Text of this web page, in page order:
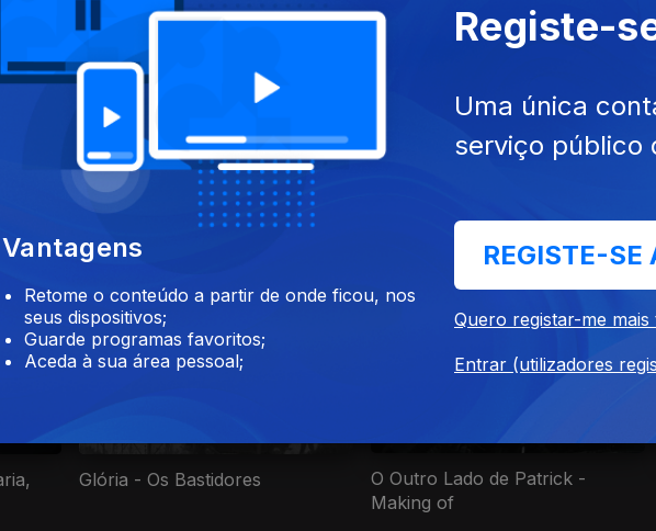
parte de Documentários de Bastidores,
Glória - Os Bastidores
O Outro Lado de Patrick -
Making of
Vantagens
Retome o conteúdo a partir de onde ficou, nos
seus dispositivos;
Guarde programas favoritos;
Aceda à sua área pessoal;
Registe-
Uma única
serviço público
REGISTE-SE
Quero registar-me mais
Entrar (utilizadores